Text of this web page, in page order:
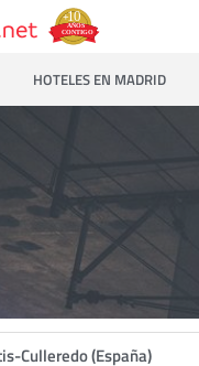
HOTELES EN MADRID